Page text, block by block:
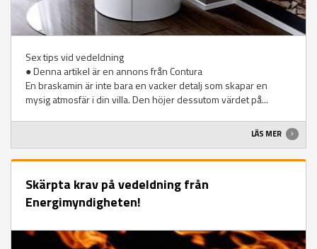
Sex tips vid vedeldning
● Denna artikel är en annons från Contura
En braskamin är inte bara en vacker detalj som skapar en
mysig atmosfär i din villa. Den höjer dessutom värdet på...
LÄS MER
Skärpta krav på vedeldning från
Energimyndigheten!